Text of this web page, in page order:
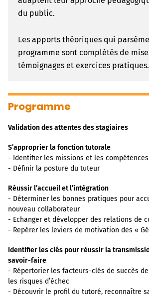
du public.
Les apports théoriques qui
programme sont complétés de
témoignages et exercices pratiques.
Programme
Validation des attentes des stagiaires
S’approprier la fonction tutorale
- Identifier les missions et les
- Définir la posture du tuteur
Réussir l’accueil et l’intégration
- Déterminer les bonnes pratiques pour
nouveau collaborateur
- Echanger et développer des relations de
- Repérer les leviers de motivation des «
Identifier les clés pour réussir la
savoir-faire
- Répertorier les facteurs-clés de succès
les risques d’échec
- Découvrir le profil du tutoré, reconnaître